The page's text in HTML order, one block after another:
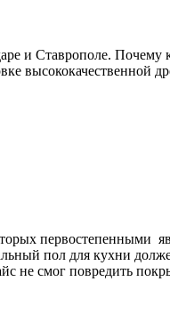
и Ставрополе. Почему
первостепенными
пол для кухни
не смог повредить